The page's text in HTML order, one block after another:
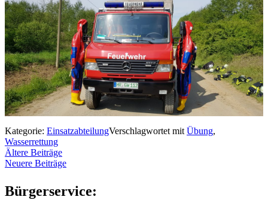
Kategorie: EinsatzabteilungVerschlagwortet mit Übung,
Wasserrettung
Beitrags-
Navigation
Ältere Beiträge
Neuere Beiträge
Bürgerservice: